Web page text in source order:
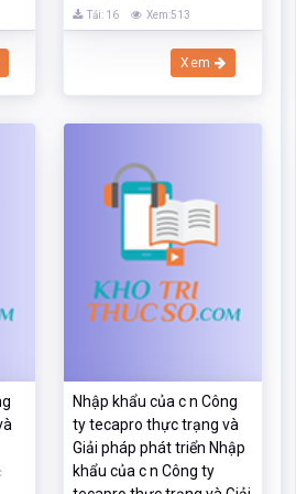
Tải: 16
Xem:513
Xem
Nhập khẩu của c n Công
ty tecapro thực trạng và
Giải pháp phát triển Nhập
khẩu của c n Công ty